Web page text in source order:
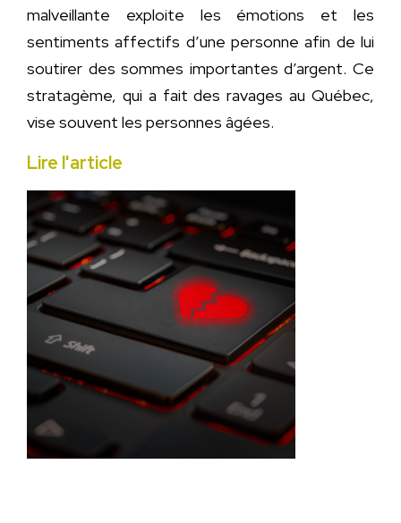
malveillante exploite les émotions et les
sentiments affectifs d’une personne afin de lui
soutirer des sommes importantes d’argent. Ce
stratagème, qui a fait des ravages au Québec,
vise souvent les personnes âgées.
Lire l'article